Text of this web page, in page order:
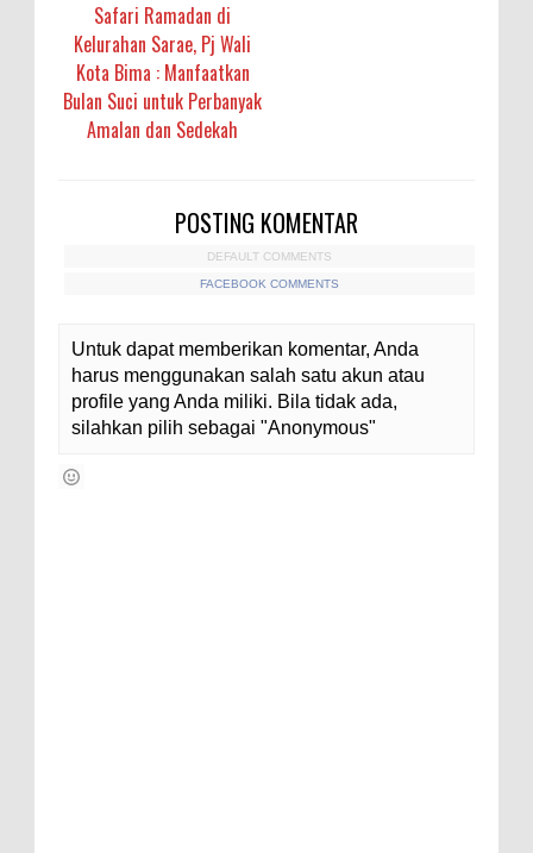
Safari Ramadan di
Kelurahan Sarae, Pj Wali
Kota Bima : Manfaatkan
Bulan Suci untuk Perbanyak
Amalan dan Sedekah
POSTING KOMENTAR
DEFAULT COMMENTS
FACEBOOK COMMENTS
Untuk dapat memberikan komentar, Anda
harus menggunakan salah satu akun atau
profile yang Anda miliki. Bila tidak ada,
silahkan pilih sebagai "Anonymous"